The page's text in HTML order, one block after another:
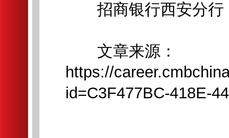
招商银行西安分行
文章来源：
https://
id=C3F477BC-418E-